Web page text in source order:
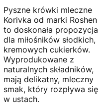
Pyszne krówki mleczne
Korivka od marki Roshen
to doskonała propozycja
dla miłośników słodkich,
kremowych cukierków.
Wyprodukowane z
naturalnych składników,
mają delikatny, mleczny
smak, który rozpływa się
w ustach.